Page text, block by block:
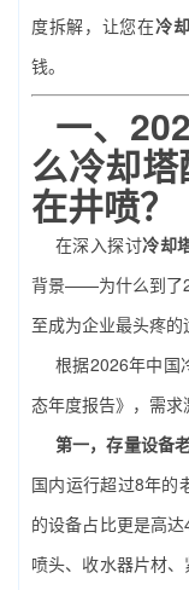
度拆解，让您在冷
钱。
一、
么冷却
在井喷？
在深入探讨冷却
背景——为什么到了
至成为企业最头疼的
根据2026年中国
态年度报告》，需求
第一，存量设备
国内运行超过8年的
的设备占比更是高
喷头、收水器片材